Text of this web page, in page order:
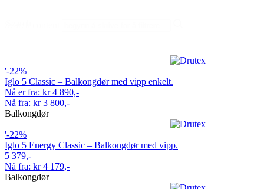
'-22%
Iglo 5 Classic – Balkongdør med vipp enkelt.
Nå er fra: kr 4 890,-
Nå fra: kr 3 800,-
Balkongdør
'-22%
Iglo 5 Energy Classic – Balkongdør med vipp.
5 379,-
Nå fra: kr 4 179,-
Balkongdør